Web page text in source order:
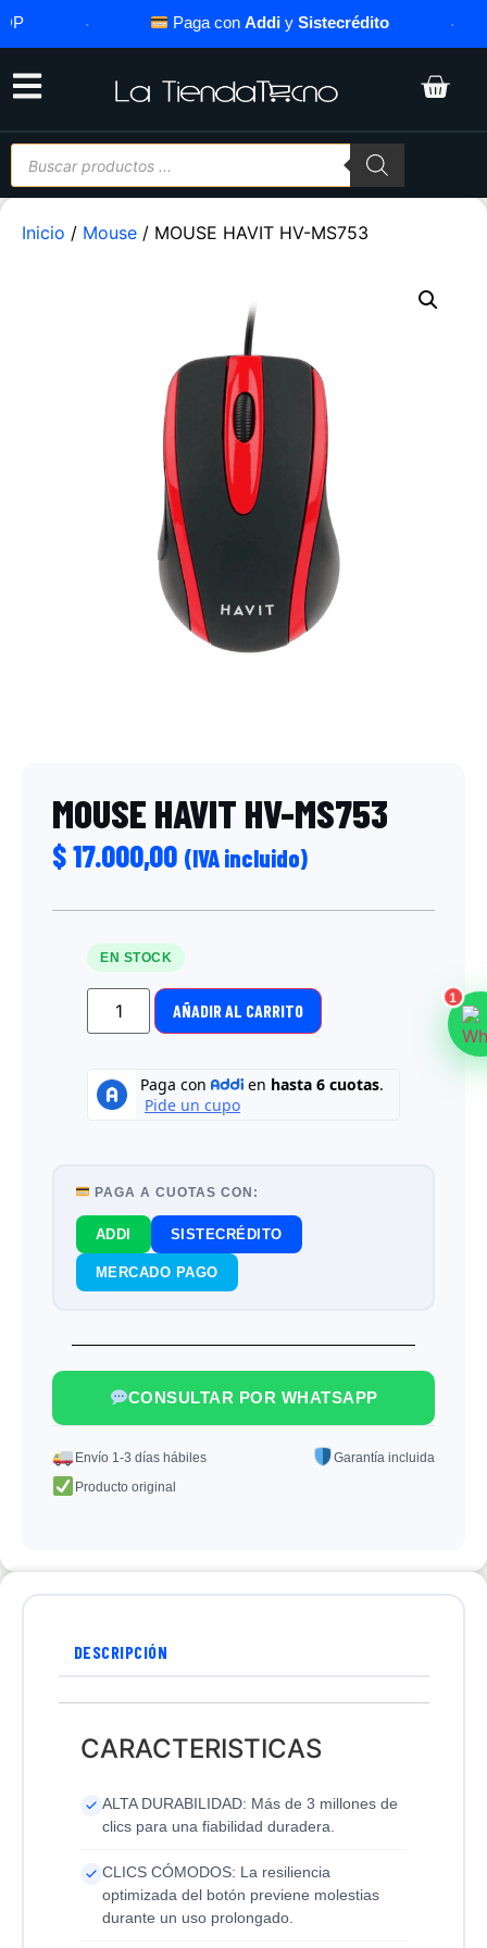
Paga conAddiySistecrédito
Inicio / Mouse / MOUSE HAVIT HV-MS753
MOUSE HAVIT HV-MS753
$17.000,00 (IVA incluido)
EN STOCK
AÑADIR AL CARRITO
PAGA A CUOTAS CON:
ADDI SISTECRÉDITO
MERCADO PAGO
CONSULTAR POR WHATSAPP
Envío 1-3 días hábiles
Garantía incluida
Producto original
DESCRIPCIÓN
CARACTERISTICAS
ALTA DURABILIDAD: Más de 3 millones de
clics para una fiabilidad duradera.
CLICS CÓMODOS: La resiliencia
optimizada del botón previene molestias
durante un uso prolongado.
1